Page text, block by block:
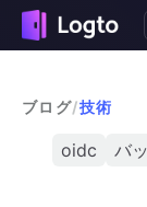
ブログ/技術
oidc バ